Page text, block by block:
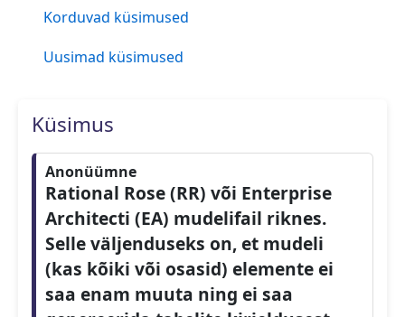
Korduvad küsimused
Uusimad küsimused
Küsimus
Anonüümne
Rational Rose (RR) või Enterprise
Architecti (EA) mudelifail riknes.
Selle väljenduseks on, et mudeli
(kas kõiki või osasid) elemente ei
saa enam muuta ning ei saa